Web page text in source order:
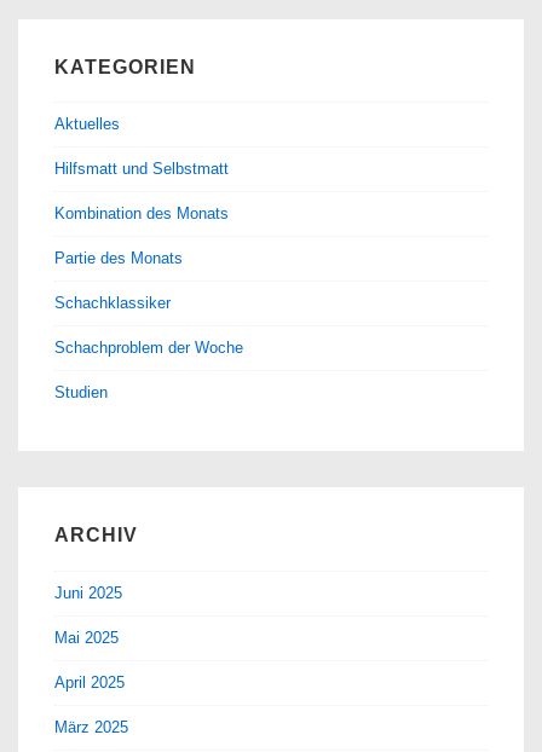
KATEGORIEN
Aktuelles
Hilfsmatt und Selbstmatt
Kombination des Monats
Partie des Monats
Schachklassiker
Schachproblem der Woche
Studien
ARCHIV
Juni 2025
Mai 2025
April 2025
März 2025